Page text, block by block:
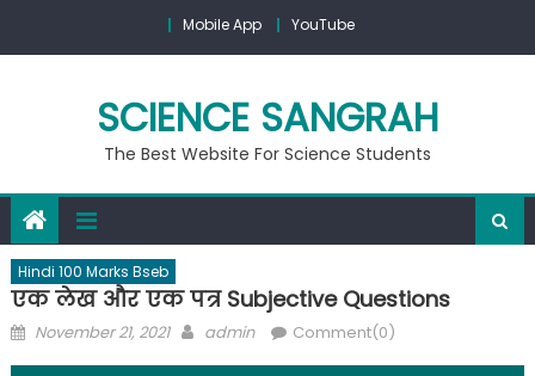
Mobile App YouTube
SCIENCE SANGRAH
The Best Website For Science Students
Hindi 100 Marks Bseb
एक लेख और एक पत्र Subjective Questions
November 21, 2021 admin Comment(0)